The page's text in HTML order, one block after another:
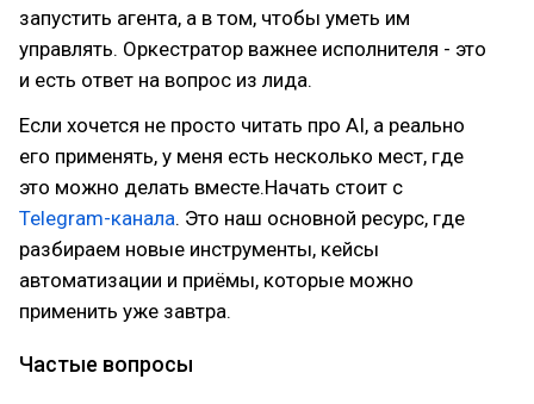
запустить агента, а в том, чтобы уметь им
управлять. Оркестратор важнее исполнителя - это
и есть ответ на вопрос из лида.
Если хочется не просто читать про AI, а реально
его применять, у меня есть несколько мест, где
это можно делать вместе.Начать стоит с
Telegram-канала. Это наш основной ресурс, где
разбираем новые инструменты, кейсы
автоматизации и приёмы, которые можно
применить уже завтра.
Частые вопросы